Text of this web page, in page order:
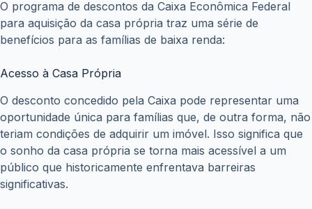
O programa de descontos da Caixa Econômica Federal
para aquisição da casa própria traz uma série de
benefícios para as famílias de baixa renda:
Acesso à Casa Própria
O desconto concedido pela Caixa pode representar uma
oportunidade única para famílias que, de outra forma, não
teriam condições de adquirir um imóvel. Isso significa que
o sonho da casa própria se torna mais acessível a um
público que historicamente enfrentava barreiras
significativas.